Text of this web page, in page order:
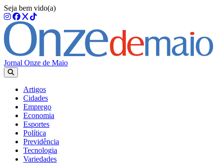
Seja bem vido(a)
Jornal Onze de Maio
Artigos
Cidades
Emprego
Economia
Esportes
Política
Previdência
Tecnologia
Variedades